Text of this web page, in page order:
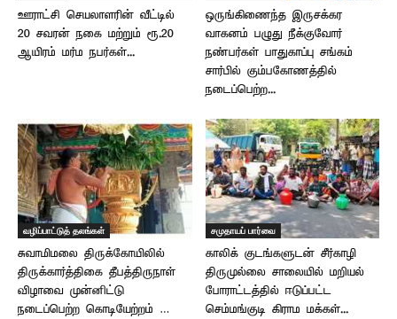
ஊராட்சி செயலாளரின் வீட்டில்
20 சவரன் நகை மற்றும் ரூ.20
ஆயிரம் மர்ம நபர்கள்...
ஒருங்கிணைந்த இருசக்கர
வாகனம் பழுது நீக்குவோர்
நண்பர்கள் பாதுகாப்பு சங்கம்
சார்பில் கும்பகோணத்தில்
நடைப்பெற்ற...
வழிப்பாட்டுத் தலங்கள்
சுவாமிமலை திருக்கோயிலில்
திருக்கார்த்திகை தீபத்திருநாள்
விழாவை முன்னிட்டு
நடைப்பெற்ற கொடியேற்றம் …
சமுதாயப் பார்வை
காலிக் குடங்களுடன் சீர்காழி
திருமுல்லை சாலையில் மறியல்
போராட்டத்தில் ஈடுப்பட்ட
செம்மங்குடி கிராம மக்கள்...